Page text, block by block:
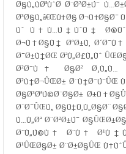
Ø§Ù„ÙØªÙˆØ­ Ø¨Ø²Ø±Ú¯
Ø³Ø§Ù„â€ŒÙ‡Ø§ Ø¬Ù‡Ø§Ø¯
Ùˆ Ù‡Ù…Ú†ÙˆÙ†
Ø¬Ù‡Ø§Ù† ØºØ±Ù‚ Ø´Ø¯Ù‡
Ø¯Ø±Ù†ØŒ ØªÙ„Ø£Ù„Ùˆ
Ø²Ø¯Ù‡ Ø§Ø² Ø¸Ù„Ù…
Ø²Ù†Ø¬ÛŒØ± Ø¨Ù†Ø¯Ú¯ÛŒ
Ø§Ø³ØªÚ©Ø¨Ø§Ø±
Ø¨Ø¯ÛŒÙ„ Ø§Ù†Ù‚Ù„Ø§Ø¨
Ù…Ù„Øª Ø¨Ø²Ø±Ú¯
Ø¨Ù„Ú©Ù‡ Ø¨Ù‡
Ø¹ÛŒØ§Ø± Ø¨Ø±Ø§ÛŒ